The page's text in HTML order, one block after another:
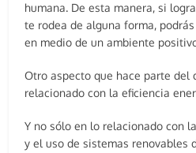
humana. De esta manera, si
te rodea de alguna forma,
en medio de un ambiente
Otro aspecto que hace parte del
relacionado con la eficiencia
Y no sólo en lo relacionado con
y el uso de sistemas renovables